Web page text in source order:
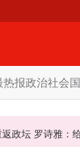
热报政治社会
哈迪不了解章程 阿兹敏：国
促努鲁依莎辞职后
泰校园枪击案酿8师生亡 枪